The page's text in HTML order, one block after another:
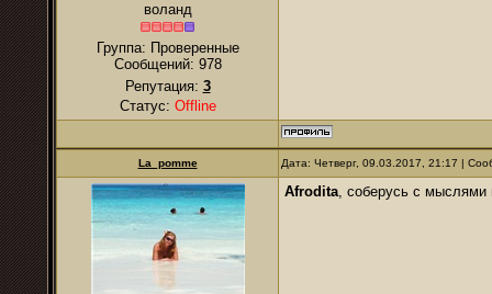
воланд
Группа: Проверенные
Сообщений: 978
Репутация: 3
Статус: Offline
La_pomme Дата: Четверг, 09.03.2017, 21:17 |
Afrodita, соберусь с мыслями